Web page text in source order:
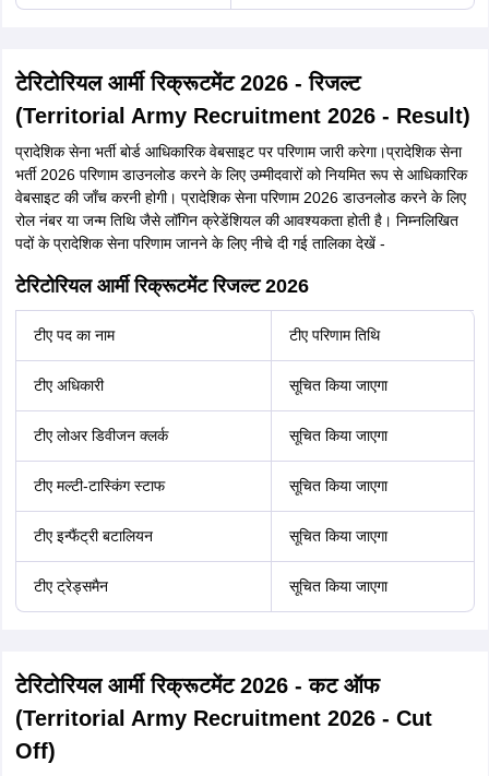
टेरिटोरियल आर्मी रिक्रूटमेंट 2026 - रिजल्ट
(Territorial Army Recruitment 2026 - Result)
प्रादेशिक सेना भर्ती बोर्ड आधिकारिक वेबसाइट पर परिणाम जारी करेगा।प्रादेशिक सेना
भर्ती 2026 परिणाम डाउनलोड करने के लिए उम्मीदवारों को नियमित रूप से आधिकारिक
वेबसाइट की जाँच करनी होगी। प्रादेशिक सेना परिणाम 2026 डाउनलोड करने के लिए
रोल नंबर या जन्म तिथि जैसे लॉगिन क्रेडेंशियल की आवश्यकता होती है। निम्नलिखित
पदों के प्रादेशिक सेना परिणाम जानने के लिए नीचे दी गई तालिका देखें -
टेरिटोरियल आर्मी रिक्रूटमेंट रिजल्ट 2026
टीए पद का नाम टीए परिणाम तिथि
टीए अधिकारी सूचित किया जाएगा
टीए लोअर डिवीजन क्लर्क सूचित किया जाएगा
टीए मल्टी-टास्किंग स्टाफ सूचित किया जाएगा
टीए इन्फैंट्री बटालियन सूचित किया जाएगा
टीए ट्रेड्समैन सूचित किया जाएगा
टेरिटोरियल आर्मी रिक्रूटमेंट 2026 - कट ऑफ
(Territorial Army Recruitment 2026 - Cut
Off)